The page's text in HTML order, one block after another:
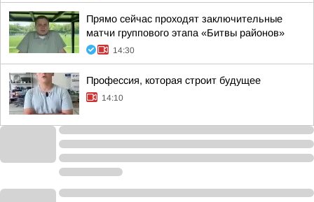
Прямо сейчас проходят заключительные
матчи группового этапа «Битвы районов»
14:30
Профессия, которая строит будущее
14:10